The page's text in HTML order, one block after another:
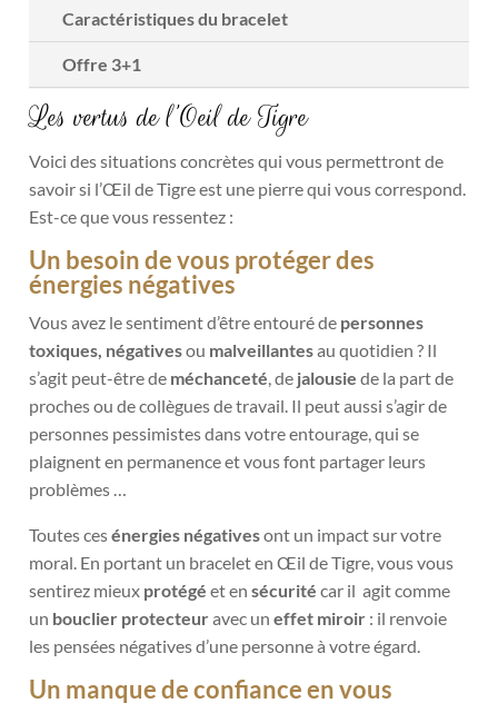
Caractéristiques du bracelet
Offre 3+1
Les vertus de l’Oeil de Tigre
Voici des situations concrètes qui vous permettront de
savoir si l’Œil de Tigre est une pierre qui vous correspond.
Est-ce que vous ressentez :
Un besoin de vous protéger des
énergies négatives
Vous avez le sentiment d’être entouré de personnes
toxiques, négativesou malveillantesau quotidien ? Il
s’agit peut-être de méchanceté, de jalousie de la part de
proches ou de collègues de travail. Il peut aussi s’agir de
personnes pessimistes dans votre entourage, qui se
plaignent en permanence et vous font partager leurs
problèmes …
Toutes cesénergies négativesont un impact sur votre
moral. En portant un bracelet en Œil de Tigre, vous vous
sentirez mieux protégé et ensécuritécar il agit comme
un bouclier protecteuravec uneffet miroir : il renvoie
les pensées négatives d’une personne à votre égard.
Un manque de confiance en vous